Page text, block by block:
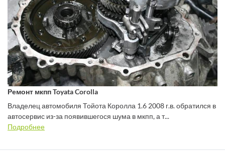
Ремонт мкпп Toyata Corolla
Владелец автомобиля Тойота Королла 1.6 2008 г.в. обратился в
автосервис из-за появившегося шума в мкпп, а т...
Подробнее